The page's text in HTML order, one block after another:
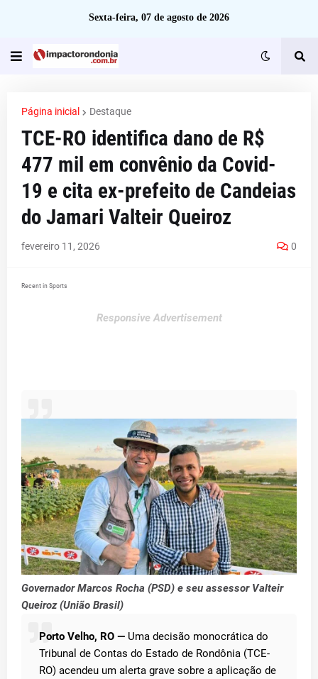
Sexta-feira, 07 de agosto de 2026
Página inicial Destaque
TCE-RO identifica dano de R$
477 mil em convênio da Covid-
19 e cita ex-prefeito de Candeias
do Jamari Valteir Queiroz
fevereiro 11, 2026 0
Recent in Sports
Responsive Advertisement
Governador Marcos Rocha (PSD) e seu assessor Valteir
Queiroz (União Brasil)
Porto Velho, RO — Uma decisão monocrática do
Tribunal de Contas do Estado de Rondônia (TCE-
RO) acendeu um alerta grave sobre a aplicação de